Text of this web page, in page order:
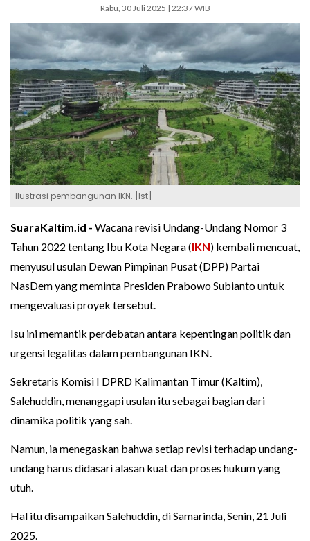
Rabu, 30 Juli 2025 | 22:37 WIB
Ilustrasi pembangunan IKN. [Ist]
SuaraKaltim.id - Wacana revisi Undang-Undang Nomor 3
Tahun 2022 tentang Ibu Kota Negara (IKN) kembali mencuat,
menyusul usulan Dewan Pimpinan Pusat (DPP) Partai
NasDem yang meminta Presiden Prabowo Subianto untuk
mengevaluasi proyek tersebut.
Isu ini memantik perdebatan antara kepentingan politik dan
urgensi legalitas dalam pembangunan IKN.
Sekretaris Komisi I DPRD Kalimantan Timur (Kaltim),
Salehuddin, menanggapi usulan itu sebagai bagian dari
dinamika politik yang sah.
Namun, ia menegaskan bahwa setiap revisi terhadap undang-
undang harus didasari alasan kuat dan proses hukum yang
utuh.
Hal itu disampaikan Salehuddin, di Samarinda, Senin, 21 Juli
2025.